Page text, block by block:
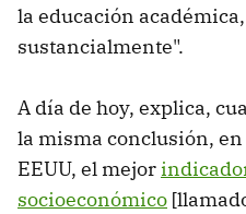
la educación
sustancialmente".
A día de hoy, explica,
la misma conclusión,
EEUU, el mejor
socioeconómico